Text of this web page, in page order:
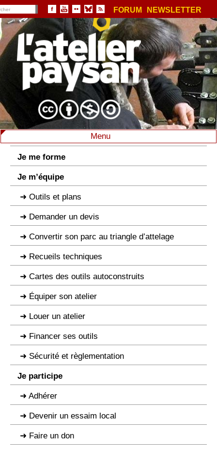
FORUM NEWSLETTER
Menu
Je me forme
Je m’équipe
Outils et plans
Demander un devis
Convertir son parc au triangle d’attelage
Recueils techniques
Cartes des outils autoconstruits
Équiper son atelier
Louer un atelier
Financer ses outils
Sécurité et règlementation
Je participe
Adhérer
Devenir un essaim local
Faire un don